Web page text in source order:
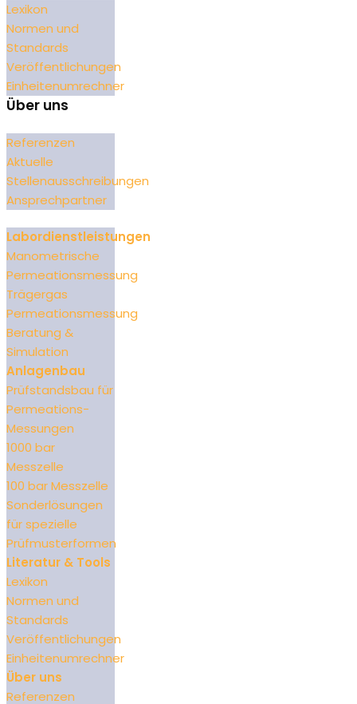
Lexikon
Normen und
Standards
Veröffentlichungen
Einheitenumrechner
Über uns
Referenzen
Aktuelle
Stellenausschreibungen
Ansprechpartner
Labordienstleistungen
Manometrische
Permeationsmessung
Trägergas
Permeationsmessung
Beratung &
Simulation
Anlagenbau
Prüfstandsbau für
Permeations-
Messungen
1000 bar
Messzelle
100 bar Messzelle
Sonderlösungen
für spezielle
Prüfmusterformen
Literatur & Tools
Lexikon
Normen und
Standards
Veröffentlichungen
Einheitenumrechner
Über uns
Referenzen